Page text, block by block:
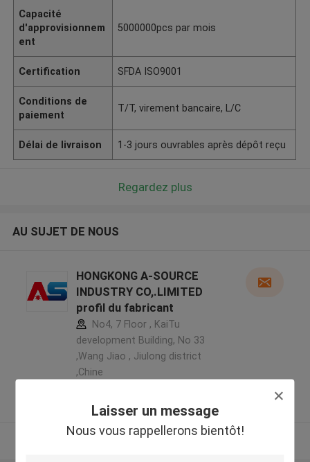
Laisser un message
Nous vous rappellerons bientôt!
Capacité
d'approvisionnem
ent
5000000pcs par mois
Certification SFDA ISO9001
Conditions de
paiement
T/T, virement bancaire, L/C
Délai de livraison 1-3 jours ouvrables après dépôt reçu
Regardez plus
AU SUJET DE NOUS
HONGKONG A-SOURCE
INDUSTRY CO,.LIMITED
profil du fabricant
No4, 7 Floor , KaiTu
development Building, No 33
,Wang Jiao , Jiulong district
,Chine
Fournisseur vérifié
Regardez plus